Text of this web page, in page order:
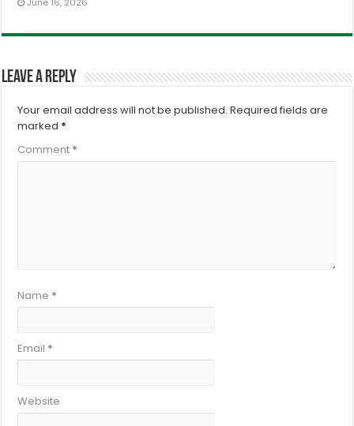
June 16, 2026
Leave a Reply
Your email address will not be published. Required fields are
marked *
Comment *
Name *
Email *
Website